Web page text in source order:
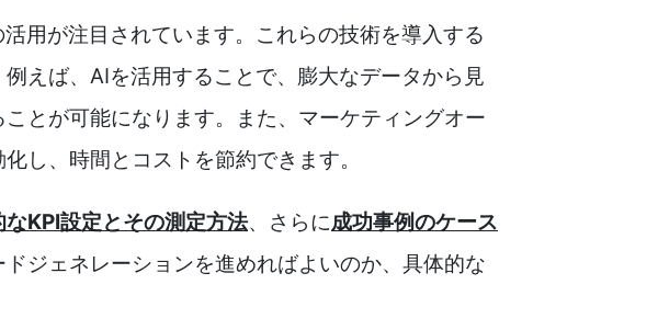
用が注目されています。これらの技術を導入する
えば、AIを活用することで、膨大なデータから見
とが可能になります。また、マーケティングオー
し、時間とコストを節約できます。
なKPI設定とその測定方法、さらに成功事例のケース
ジェネレーションを進めればよいのか、具体的な